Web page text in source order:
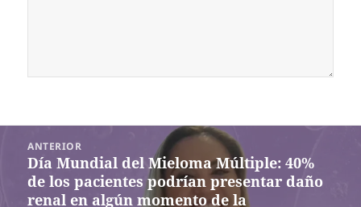
entradas
ANTERIOR
Entrada
anterior:
Día Mundial del Mieloma Múltiple: 40%
de los pacientes podrían presentar daño
renal en algún momento de la